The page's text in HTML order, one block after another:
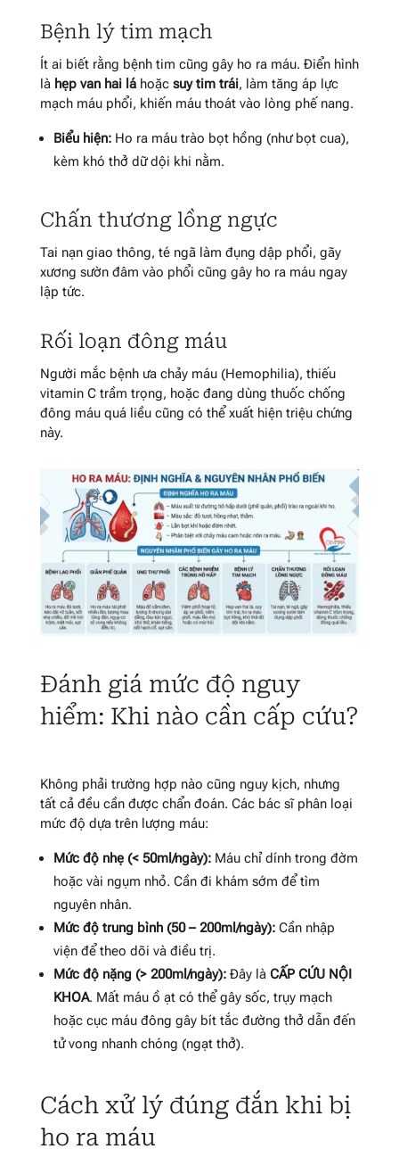
Bệnh lý tim mạch
Ít ai biết rằng bệnh tim cũng gây ho ra máu. Điển hình
là hẹp van hai láhoặc suy tim trái, làm tăng áp lực
mạch máu phổi, khiến máu thoát vào lòng phế nang.
Biểu hiện:Ho ra máu trào bọt hồng (như bọt cua),
kèm khó thở dữ dội khi nằm.
Chấn thương lồng ngực
Tai nạn giao thông, té ngã làm đụng dập phổi, gãy
xương sườn đâm vào phổi cũng gây ho ra máu ngay
lập tức.
Rối loạn đông máu
Người mắc bệnh ưa chảy máu (Hemophilia), thiếu
vitamin C trầm trọng, hoặc đang dùng thuốc chống
đông máu quá liều cũng có thể xuất hiện triệu chứng
này.
Đánh giá mức độ nguy
hiểm: Khi nào cần cấp cứu?
Không phải trường hợp nào cũng nguy kịch, nhưng
tất cả đều cần được chẩn đoán. Các bác sĩ phân loại
mức độ dựa trên lượng máu:
Mức độ nhẹ (< 50ml/ngày):Máu chỉ dính trong đờm
hoặc vài ngụm nhỏ. Cần đi khám sớm để tìm
nguyên nhân.
Mức độ trung bình (50 – 200ml/ngày):Cần nhập
viện để theo dõi và điều trị.
Mức độ nặng (> 200ml/ngày):Đây là CẤP CỨU NỘI
KHOA. Mất máu ồ ạt có thể gây sốc, trụy mạch
hoặc cục máu đông gây bít tắc đường thở dẫn đến
tử vong nhanh chóng (ngạt thở).
Cách xử lý đúng đắn khi bị
ho ra máu